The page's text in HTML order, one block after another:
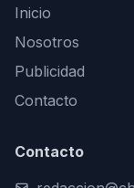
Inicio
Nosotros
Publicidad
Contacto
Contacto